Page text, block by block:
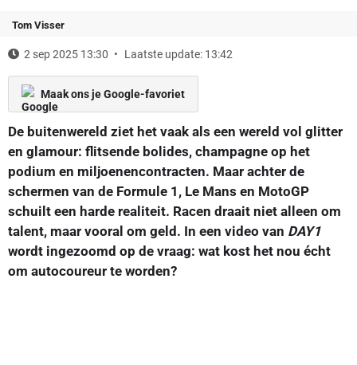
Tom Visser
2 sep 2025 13:30 Laatste update: 13:42
Maak ons je Google-favoriet
De buitenwereld ziet het vaak als een wereld vol glitter
en glamour: flitsende bolides, champagne op het
podium en miljoenencontracten. Maar achter de
schermen van de Formule 1, Le Mans en MotoGP
schuilt een harde realiteit. Racen draait niet alleen om
talent, maar vooral om geld. In een video van DAY1
wordt ingezoomd op de vraag: wat kost het nou écht
om autocoureur te worden?